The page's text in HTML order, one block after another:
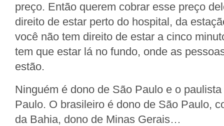
preço. Então querem cobrar esse preço
direito de estar perto do hospital, da
você não tem direito de estar a cinco
tem que estar lá no fundo, onde as
estão.
Ninguém é dono de São Paulo e o
Paulo. O brasileiro é dono de São Paulo,
da Bahia, dono de Minas Gerais…